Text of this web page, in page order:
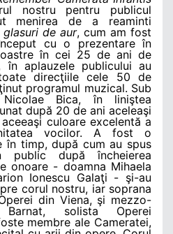
nostru pentru publicul
menirea de a reaminti
de aur, cum am fost
cu o prezentare în
în cei 25 de ani de
în aplauzele publicului au
direcţiile cele 50 de
programul muzical. Sub
Nicolae Bica, în liniştea
după 20 de ani aceleaşi
culoare excelentă a
vocilor. A fost o
în timp, după cum au spus
public după încheierea
onoare - doamna Mihaela
Ionescu Galaţi - şi-au
corul nostru, iar soprana
din Viena, şi mezzo-
Barnat, solista Operei
membre ale Cameratei,